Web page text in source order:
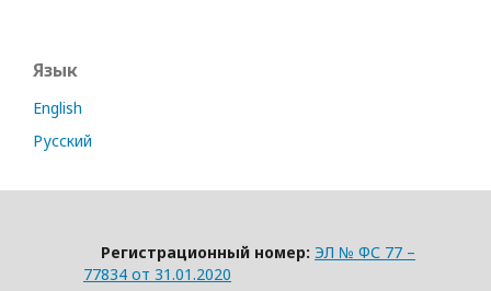
Язык
English
Русский
Регистрационный номер: ЭЛ № ФС 77 –
77834 от 31.01.2020